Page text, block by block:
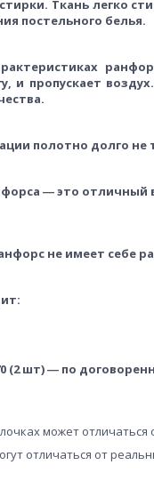
стирки. Ткань легко
постельного белья.
и пропускает
полотно долго
― это отличный
не имеет себе
(2 шт) ― по
может отличаться
отличаться от